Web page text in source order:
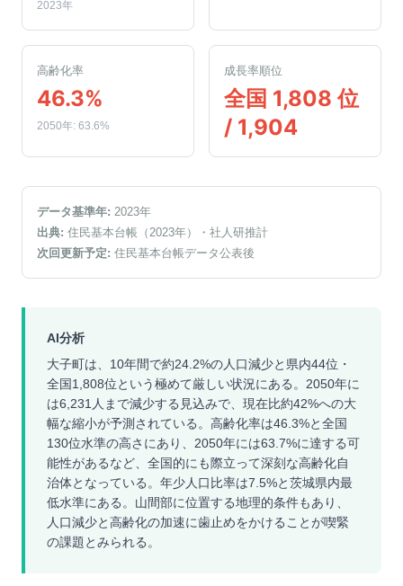
2023年
高齢化率
46.3%
2050年: 63.6%
成長率順位
全国 1,808 位
/ 1,904
データ基準年: 2023年
出典: 住民基本台帳（2023年）
・社人研推計
次回更新予定: 住民基本台帳データ公表後
AI分析
大子町は、10年間で約24.2%の人口減少と県内44位・
全国1,808位という極めて厳しい状況にある。2050年に
は6,231人まで減少する見込みで、現在比約42%への大
幅な縮小が予測されている。高齢化率は46.3%と全国
130位水準の高さにあり、2050年には63.7%に達する可
能性があるなど、全国的にも際立って深刻な高齢化自
治体となっている。年少人口比率は7.5%と茨城県内最
低水準にある。山間部に位置する地理的条件もあり、
人口減少と高齢化の加速に歯止めをかけることが喫緊
の課題とみられる。